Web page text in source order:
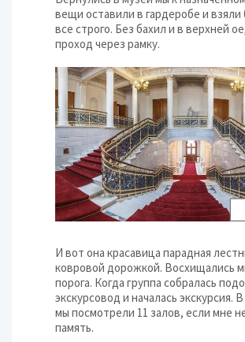
вещи оставили в гардеробе и взяли
все строго. Без бахил и в верхней
проход через рамку.
И вот она красавица парадная
ковровой дорожкой. Восхищались
порога. Когда группа собралась
экскурсовод и началась экскурсия.
мы посмотрели 11 залов, если мне
память.